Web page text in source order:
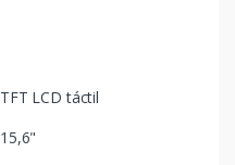
TFT LCD táctil
15,6"